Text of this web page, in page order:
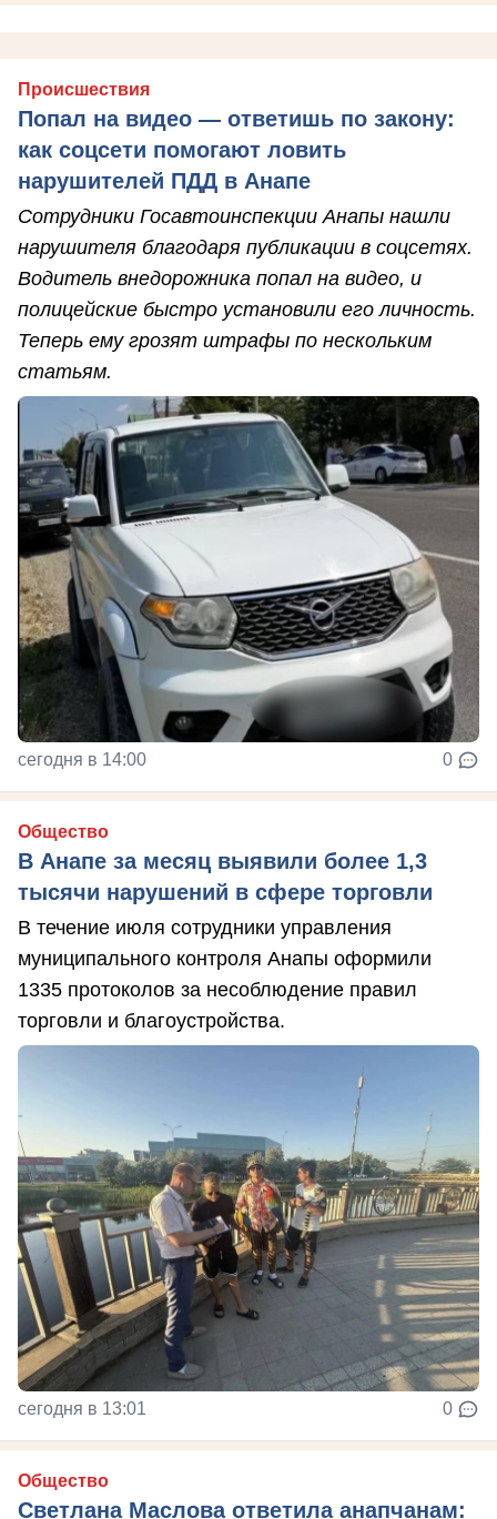
Происшествия
Попал на видео — ответишь по закону:
как соцсети помогают ловить
нарушителей ПДД в Анапе
Сотрудники Госавтоинспекции Анапы нашли
нарушителя благодаря публикации в соцсетях.
Водитель внедорожника попал на видео, и
полицейские быстро установили его личность.
Теперь ему грозят штрафы по нескольким
статьям.
сегодня в 14:00 0
Общество
В Анапе за месяц выявили более 1,3
тысячи нарушений в сфере торговли
В течение июля сотрудники управления
муниципального контроля Анапы оформили
1335 протоколов за несоблюдение правил
торговли и благоустройства.
сегодня в 13:01 0
Общество
Светлана Маслова ответила анапчанам: